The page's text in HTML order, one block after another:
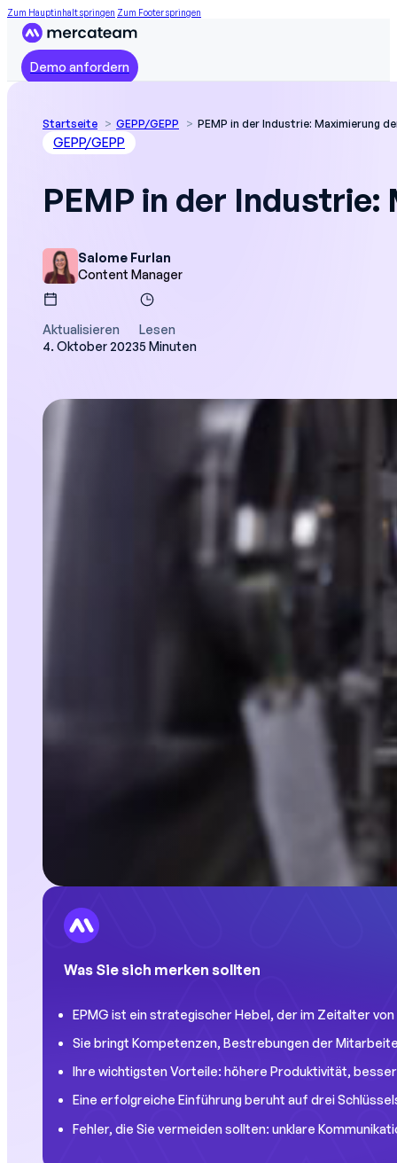
Zum Hauptinhalt springen Zum Footer springen
Demo anfordern
Startseite GEPP/GEPP PEMP in der Industrie: Maximierung
GEPP/GEPP
PEMP in der
Salome Furlan
Content Manager
Aktualisieren
4. Oktober 2023
Lesen
5 Minuten
Was Sie sich merken sollten
EPMG ist ein strategischer Hebel, der im Zeitalter
Sie bringt Kompetenzen, Bestrebungen der
Ihre wichtigsten Vorteile: höhere Produktivität,
Eine erfolgreiche Einführung beruht auf drei
Fehler, die Sie vermeiden sollten: unklare